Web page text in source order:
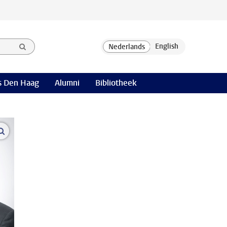
Den Haag Alumni Bibliotheek
open modal